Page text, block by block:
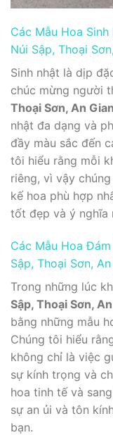
Các Mẫu Hoa
Núi Sập, Thoại
Sinh nhật là dịp
chúc mừng người
Thoại Sơn, An
nhật đa dạng và
đầy màu sắc đến
tôi hiểu rằng mỗi
riêng, vì vậy
kế hoa phù hợp
tốt đẹp và ý nghĩa
Các Mẫu Hoa
Sập, Thoại Sơn,
Trong những lúc
Sập, Thoại Sơn,
bằng những mẫu
Chúng tôi hiểu
không chỉ là việc
sự kính trọng và
hoa tinh tế và
sự an ủi và tôn
bạn.